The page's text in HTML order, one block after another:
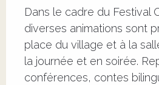
Dans le cadre du Festival
diverses animations sont
place du village et à la
la journée et en soirée.
conférences, contes